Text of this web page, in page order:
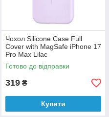
Чохол Silicone Case Full
Cover with MagSafe iPhone 17
Pro Max Lilac
Готово до відправки
319 ₴
Купити